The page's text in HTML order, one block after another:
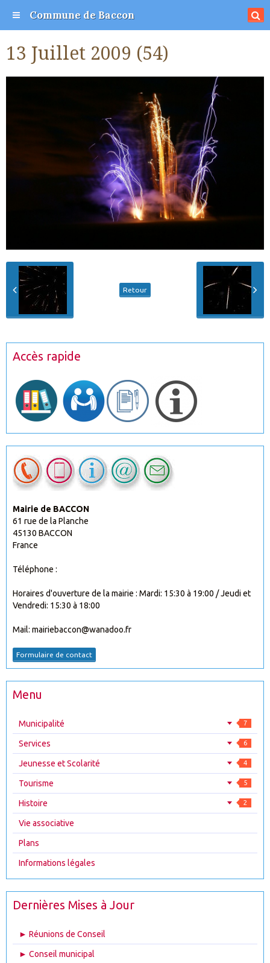
Commune de Baccon
13 Juillet 2009 (54)
Retour
Accès rapide
Mairie de BACCON
61 rue de la Planche
45130 BACCON
France
Téléphone :
Horaires d'ouverture de la mairie : Mardi: 15:30 à 19:00 / Jeudi et
Vendredi: 15:30 à 18:00
Mail: mairiebaccon@wanadoo.fr
Formulaire de contact
Menu
Municipalité 7
Services 6
Jeunesse et Scolarité 4
Tourisme 5
Histoire 2
Vie associative
Plans
Informations légales
Dernières Mises à Jour
► Réunions de Conseil
► Conseil municipal